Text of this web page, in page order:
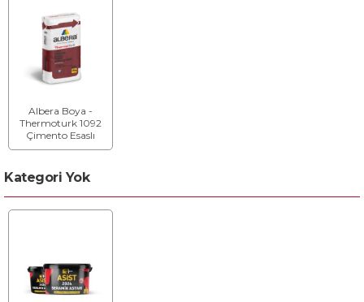
Albera Boya -
Thermoturk 1092
Çimento Esaslı
Yüzey Sertleştirici -
Kategori Yok